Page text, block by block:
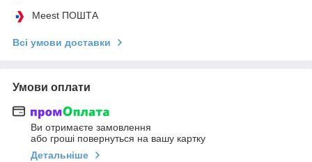
Meest ПОШТА
Всі умови доставки
Умови оплати
Ви отримаєте замовлення
або гроші повернуться на вашу картку
Детальніше